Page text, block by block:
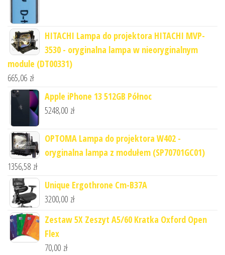
HITACHI Lampa do projektora HITACHI MVP-
3530 - oryginalna lampa w nieoryginalnym
module (DT00331)
665,06 zł
Apple iPhone 13 512GB Północ
5248,00 zł
OPTOMA Lampa do projektora W402 -
oryginalna lampa z modułem (SP70701GC01)
1356,58 zł
Unique Ergothrone Cm-B37A
3200,00 zł
Zestaw 5X Zeszyt A5/60 Kratka Oxford Open
Flex
70,00 zł